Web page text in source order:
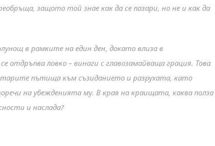
защото той знае как да се пазари, но не и как да
в рамките на един ден, докато влиза в
отдръпва ловко – винаги с главозамайваща грация. Това
пътища към съзиданието и разрухата, като
на убежденията му. В края на краищата, каква полза
и наслада?